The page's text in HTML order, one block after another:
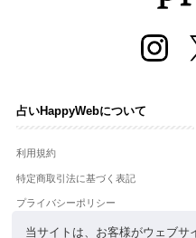
当サイトは、お客様がウェブサ
占いHappyWebについて
利用規約
特定商取引法に基づく表記
プライバシーポリシー
運営会社